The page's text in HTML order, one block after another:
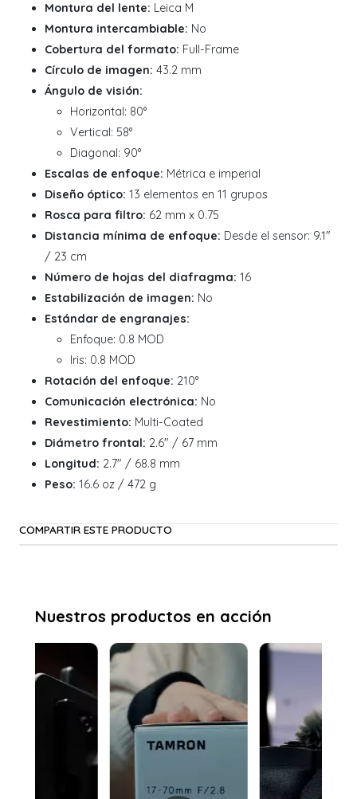
Montura del lente: Leica M
Montura intercambiable: No
Cobertura del formato: Full-Frame
Círculo de imagen: 43.2 mm
Ángulo de visión:
Horizontal: 80°
Vertical: 58°
Diagonal: 90°
Escalas de enfoque: Métrica e imperial
Diseño óptico: 13 elementos en 11 grupos
Rosca para filtro: 62 mm x 0.75
Distancia mínima de enfoque: Desde el sensor: 9.1"
/ 23 cm
Número de hojas del diafragma: 16
Estabilización de imagen: No
Estándar de engranajes:
Enfoque: 0.8 MOD
Iris: 0.8 MOD
Rotación del enfoque: 210°
Comunicación electrónica: No
Revestimiento: Multi-Coated
Diámetro frontal: 2.6" / 67 mm
Longitud: 2.7" / 68.8 mm
Peso: 16.6 oz / 472 g
COMPARTIR ESTE PRODUCTO